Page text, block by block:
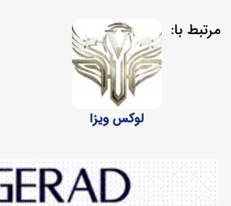
مرتبط با:
لوکس ویزا